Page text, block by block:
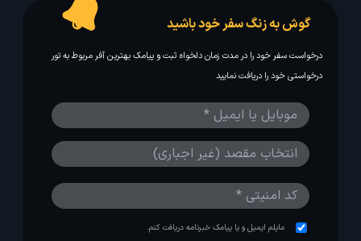
گوش به زنگ سفر خود باشید
درخواست سفر خود را در مدت زمان دلخواه ثبت و پیامک بهترین آفر مربوط به تور
درخواستی خود را دریافت نمایید
مایلم ایمیل و یا پیامک خبرنامه دریافت کنم.